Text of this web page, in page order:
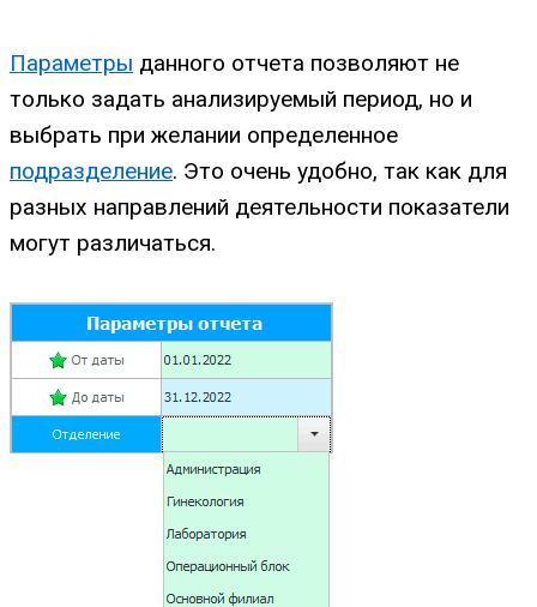
Параметры данного отчета позволяют не
только задать анализируемый период, но и
выбрать при желании определенное
подразделение. Это очень удобно, так как для
разных направлений деятельности показатели
могут различаться.